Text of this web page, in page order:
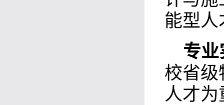
能型人
专
校省级
人才